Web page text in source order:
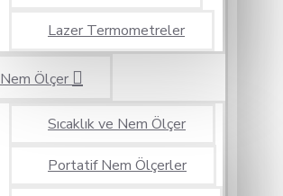
Lazer Termometreler
Nem Ölçer
Sıcaklık ve Nem Ölçer
Portatif Nem Ölçerler